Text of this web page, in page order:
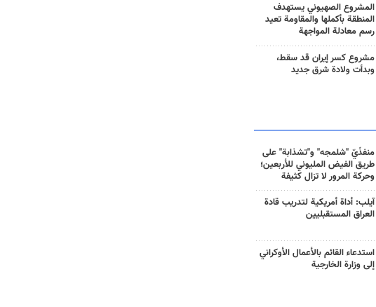
المشروع الصهيوني يستهدف
المنطقة بأكملها والمقاومة تعيد
رسم معادلة المواجهة
مشروع كسر إيران قد سقط،
وبدأت ولادة شرق جديد
منفذَيّ "شلمجه" و"تشذابة" على
طريق الفيض المليوني للأربعين؛
وحركة المرور لا تزال كثيفة
آيلب: أداة أمريكية لتدريب قادة
العراق المستقبليين
استدعاء القائم بالأعمال الأوكراني
إلى وزارة الخارجية